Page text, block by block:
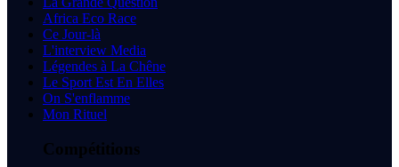
Africa Eco Race
Ce Jour-là
L'interview Media
Légendes à La Chêne
Le Sport Est En Elles
On S'enflamme
Mon Rituel
Compétitions